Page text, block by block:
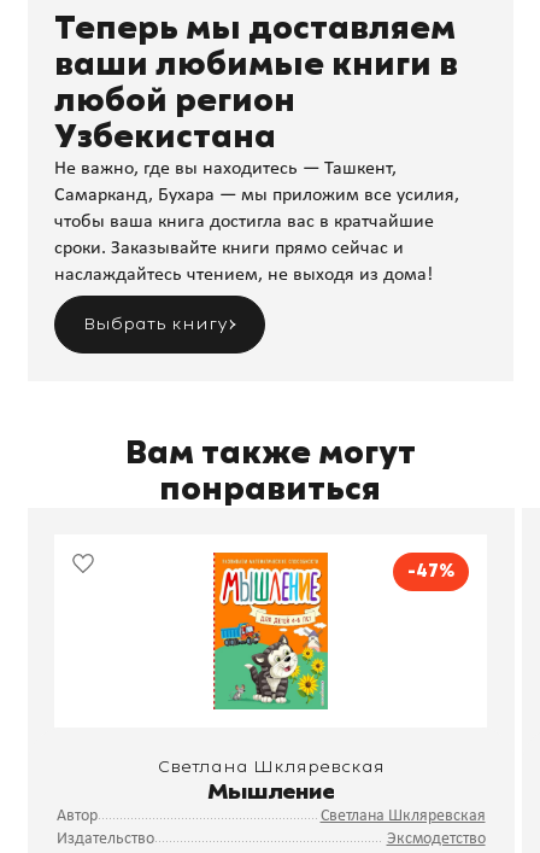
Теперь мы доставляем
ваши любимые книги в
любой регион
Узбекистана
Не важно, где вы находитесь — Ташкент,
Самарканд, Бухара — мы приложим все усилия,
чтобы ваша книга достигла вас в кратчайшие
сроки. Заказывайте книги прямо сейчас и
наслаждайтесь чтением, не выходя из дома!
Выбрать книгу
Вам также могут
понравиться
-47%
Светлана Шкляревская
Мышление
Автор
Светлана Шкляревская
Издательство
Эксмодетство